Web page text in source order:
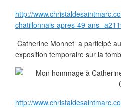
http://
chatillonnais-apres-49-ans--
Catherine Monnet a participé
exposition temporaire sur la
http://